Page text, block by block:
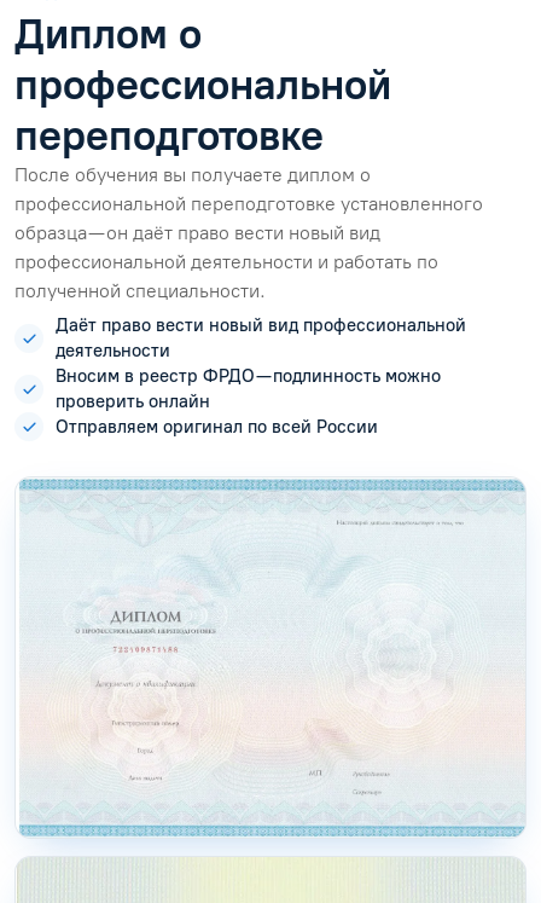
Диплом о
профессиональной
переподготовке
После обучения вы получаете диплом о
профессиональной переподготовке установленного
образца — он даёт право вести новый вид
профессиональной деятельности и работать по
полученной специальности.
Даёт право вести новый вид профессиональной
деятельности
Вносим в реестр ФРДО — подлинность можно
проверить онлайн
Отправляем оригинал по всей России